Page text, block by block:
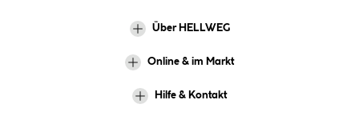
Über HELLWEG
Online & im Markt
Hilfe & Kontakt